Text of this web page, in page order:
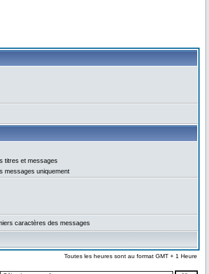
titres et messages
messages uniquement
caractères des messages
Toutes les heures sont au format GMT + 1 Heure